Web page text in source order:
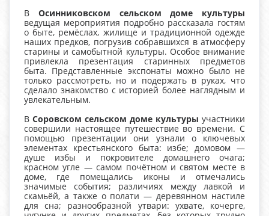
В Осинниковском сельском доме культуры
ведущая мероприятия подробно рассказала гостям
о быте, ремёслах, жилище и традиционной одежде
наших предков, погрузив собравшихся в атмосферу
старины и самобытной культуры. Особое внимание
привлекла презентация старинных предметов
быта. Представленные экспонаты можно было не
только рассмотреть, но и подержать в руках, что
сделало знакомство с историей более наглядным и
увлекательным.
В Соровском сельском доме культуры участники
совершили настоящее путешествие во времени. С
помощью презентации они узнали о ключевых
элементах крестьянского быта: избе; домовом —
душе избы и покровителе домашнего очага;
красном угле — самом почётном и святом месте в
доме, где помещались иконы и отмечались
значимые события; различиях между лавкой и
скамьёй, а также о полати — деревянном настиле
для сна; разнообразной утвари: ухвате, кочерге,